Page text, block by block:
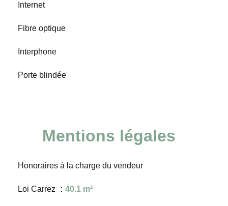
Internet
Fibre optique
Interphone
Porte blindée
Mentions légales
Honoraires à la charge du vendeur
Loi Carrez 40.1 m²